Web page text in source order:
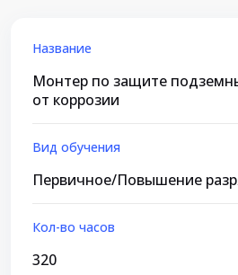
Название
Монтер по защите
от коррозии
Вид обучения
Первичное/Повышение
Кол-во часов
320